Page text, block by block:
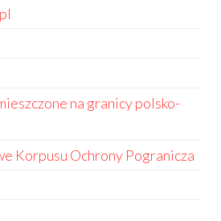
na granicy polsko-
Korpusu Ochrony Pogranicza